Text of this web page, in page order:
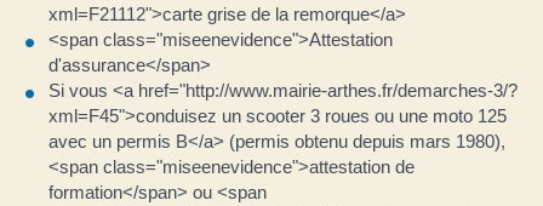
xml=F21112">carte grise de la remorque</a>
<span class="miseenevidence">Attestation
d'assurance</span>
Si vous <a href="http://www.mairie-arthes.fr/demarches-3/?
xml=F45">conduisez un scooter 3 roues ou une moto 125
avec un permis B</a> (permis obtenu depuis mars 1980),
<span class="miseenevidence">attestation de
formation</span> ou <span